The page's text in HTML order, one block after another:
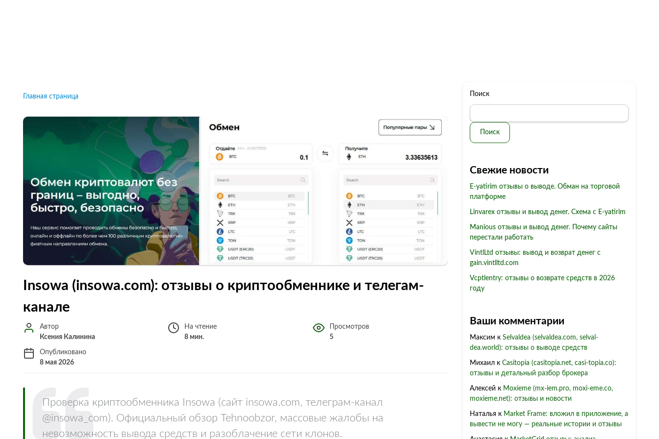
Главная страница
Insowa (insowa.com): отзывы о криптообменнике и телегам-
канале
Автор
Ксения Калинина
На чтение
8 мин.
Просмотров
5
Опубликовано
8 мая 2026
Проверка криптообменника Insowa (сайт insowa.com, телеграм-канал
@insowa_com). Официальный обзор Tehnoobzor, массовые жалобы на
невозможность вывода средств и разоблачение сети клонов.
Поиск
Поиск
Свежие новости
E-yatirim отзывы о выводе. Обман на торговой
платформе
Linvarex отзывы и вывод денег. Схема с E-yatirim
Manious отзывы и вывод денег. Почему сайты
перестали работать
VintlLtd отзывы: вывод и возврат денег с
gain.vintlltd.com
Vcptlentry: отзывы о возврате средств в 2026
году
Ваши комментарии
Максим к Selvaldea (selvaldea.com, selval-
dea.world): отзывы о выводе средств
Михаил к Casitopia (casitopia.net, casi-topia.co):
отзывы и детальный разбор брокера
Алексей к Moxieme (mx-iem.pro, moxi-eme.co,
moxieme.net): отзывы и новости
Наталья к Market Frame: вложил в приложение, а
вывести не могу — реальные истории и отзывы